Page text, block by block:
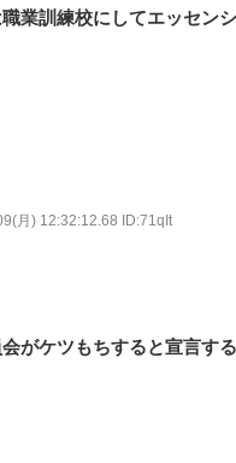
業訓練校にしてエッセン
月) 12:32:12.68 ID:71qIt
がケツもちすると宣言す